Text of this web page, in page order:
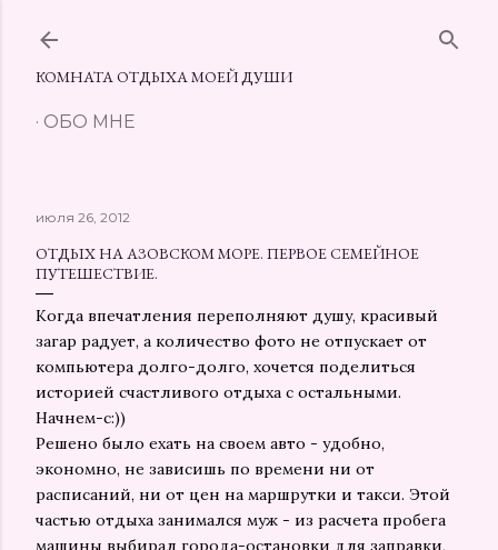
КОМНАТА ОТДЫХА МОЕЙ ДУШИ
ОБО МНЕ
июля 26, 2012
ОТДЫХ НА АЗОВСКОМ МОРЕ. ПЕРВОЕ СЕМЕЙНОЕ
ПУТЕШЕСТВИЕ.
Когда впечатления переполняют душу, красивый
загар радует, а количество фото не отпускает от
компьютера долго-долго, хочется поделиться
историей счастливого отдыха с остальными.
Начнем-с:))
Решено было ехать на своем авто - удобно,
экономно, не зависишь по времени ни от
расписаний, ни от цен на маршрутки и такси. Этой
частью отдыха занимался муж - из расчета пробега
машины выбирал города-остановки для заправки,